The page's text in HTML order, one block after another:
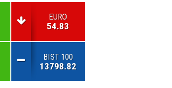
EURO
54.83
BIST 100
13798.82